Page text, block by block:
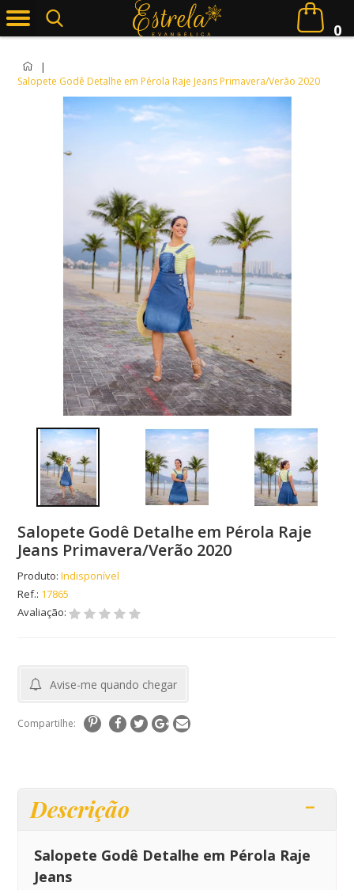
0
|
Salopete Godê Detalhe em Pérola Raje Jeans Primavera/Verão 2020
Salopete Godê Detalhe em Pérola Raje
Jeans Primavera/Verão 2020
Produto: Indisponível
Ref.: 17865
Avaliação:
Avise-me quando chegar
Compartilhe:
Descrição
Salopete Godê Detalhe em Pérola Raje
Jeans